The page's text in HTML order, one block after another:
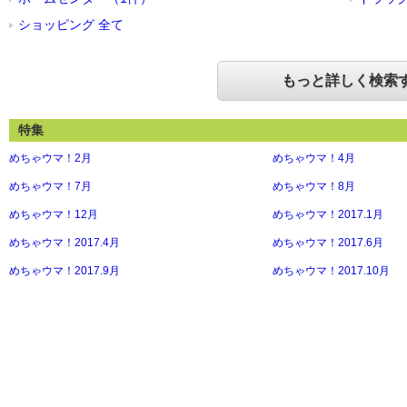
ショッピング 全て
もっと詳しく検索
特集
めちゃウマ！2月 めちゃウマ！4月
めちゃウマ！7月 めちゃウマ！8月
めちゃウマ！12月 めちゃウマ！2017.1月
めちゃウマ！2017.4月 めちゃウマ！2017.6月
めちゃウマ！2017.9月 めちゃウマ！2017.10月